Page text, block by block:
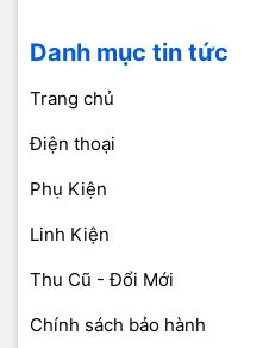
Danh mục tin tức
Trang chủ
Điện thoại
Phụ Kiện
Linh Kiện
Thu Cũ - Đổi Mới
Chính sách bảo hành